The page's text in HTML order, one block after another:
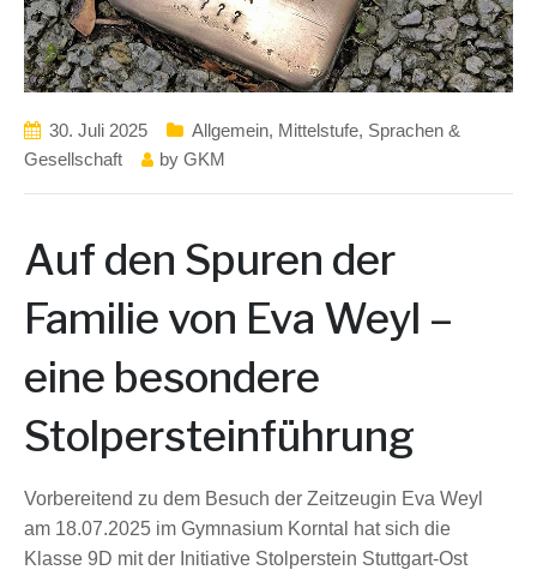
30. Juli 2025 Allgemein, Mittelstufe, Sprachen &
Gesellschaft
by GKM
Auf den Spuren der
Familie von Eva Weyl –
eine besondere
Stolpersteinführung
Vorbereitend zu dem Besuch der Zeitzeugin Eva Weyl
am 18.07.2025 im Gymnasium Korntal hat sich die
Klasse 9D mit der Initiative Stolperstein Stuttgart-Ost